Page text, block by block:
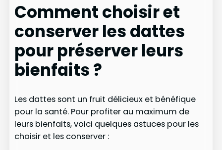
Comment choisir et
conserver les dattes
pour préserver leurs
bienfaits ?
Les dattes sont un fruit délicieux et bénéfique
pour la santé. Pour profiter au maximum de
leurs bienfaits, voici quelques astuces pour les
choisir et les conserver :